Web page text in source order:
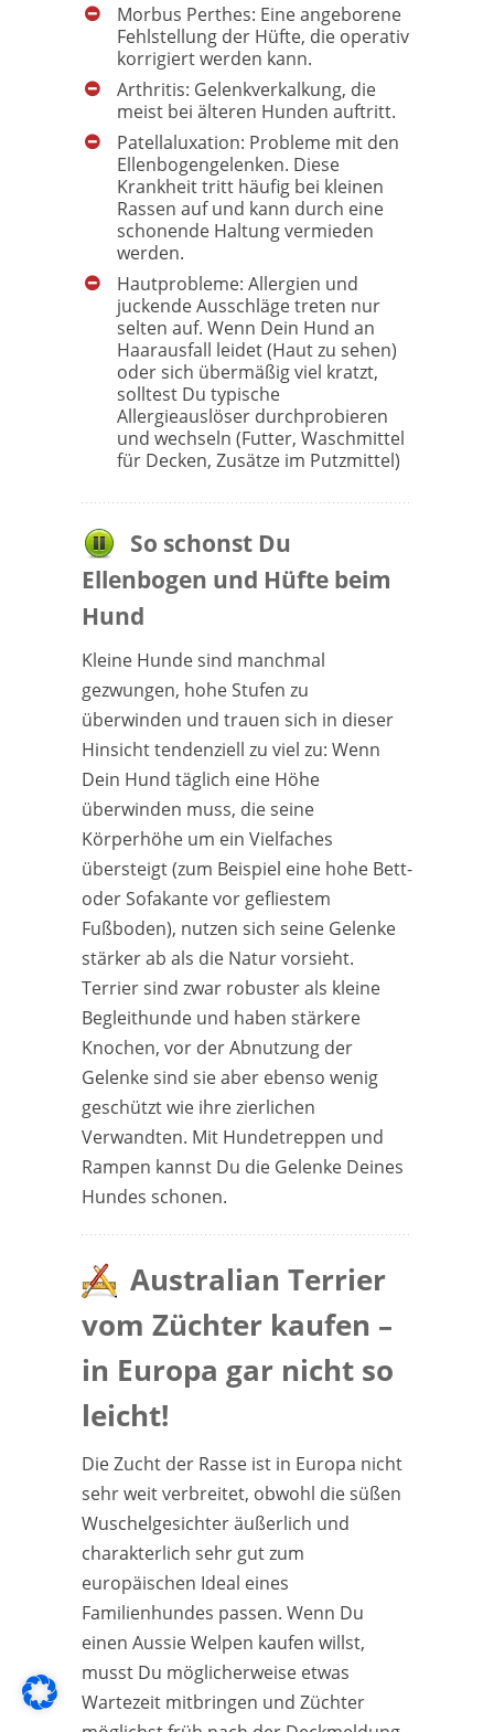
Morbus Perthes: Eine angeborene
Fehlstellung der Hüfte, die operativ
korrigiert werden kann.
Arthritis: Gelenkverkalkung, die
meist bei älteren Hunden auftritt.
Patellaluxation: Probleme mit den
Ellenbogengelenken. Diese
Krankheit tritt häufig bei kleinen
Rassen auf und kann durch eine
schonende Haltung vermieden
werden.
Hautprobleme: Allergien und
juckende Ausschläge treten nur
selten auf. Wenn Dein Hund an
Haarausfall leidet (Haut zu sehen)
oder sich übermäßig viel kratzt,
solltest Du typische
Allergieauslöser durchprobieren
und wechseln (Futter, Waschmittel
für Decken, Zusätze im Putzmittel)
So schonst Du
Ellenbogen und Hüfte beim
Hund
Kleine Hunde sind manchmal
gezwungen, hohe Stufen zu
überwinden und trauen sich in dieser
Hinsicht tendenziell zu viel zu: Wenn
Dein Hund täglich eine Höhe
überwinden muss, die seine
Körperhöhe um ein Vielfaches
übersteigt (zum Beispiel eine hohe Bett-
oder Sofakante vor gefliestem
Fußboden), nutzen sich seine Gelenke
stärker ab als die Natur vorsieht.
Terrier sind zwar robuster als kleine
Begleithunde und haben stärkere
Knochen, vor der Abnutzung der
Gelenke sind sie aber ebenso wenig
geschützt wie ihre zierlichen
Verwandten. Mit Hundetreppen und
Rampen kannst Du die Gelenke Deines
Hundes schonen.
Australian Terrier
vom Züchter kaufen –
in Europa gar nicht so
leicht!
Die Zucht der Rasse ist in Europa nicht
sehr weit verbreitet, obwohl die süßen
Wuschelgesichter äußerlich und
charakterlich sehr gut zum
europäischen Ideal eines
Familienhundes passen. Wenn Du
einen Aussie Welpen kaufen willst,
musst Du möglicherweise etwas
Wartezeit mitbringen und Züchter